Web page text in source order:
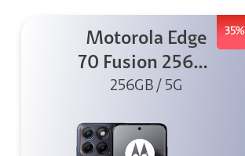
35%
Motorola Edge
70 Fusion 256GB
Azul
256GB / 5G